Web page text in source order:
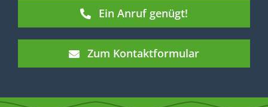
Ein Anruf genügt!
Zum Kontaktformular